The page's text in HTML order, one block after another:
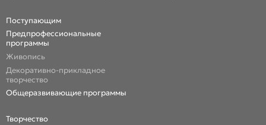
Поступающим
Предпрофессиональные
программы
Живопись
Декоративно-прикладное
творчество
Общеразвивающие программы
Творчество